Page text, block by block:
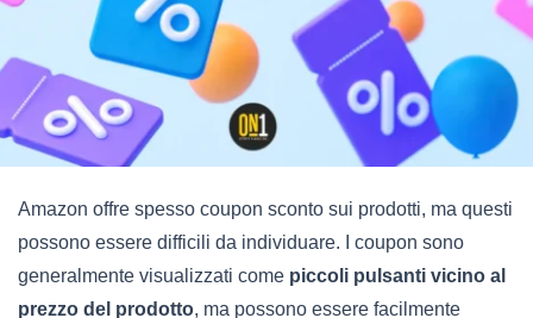
Amazon offre spesso coupon sconto sui prodotti, ma questi
possono essere difficili da individuare. I coupon sono
generalmente visualizzati come piccoli pulsanti vicino al
prezzo del prodotto, ma possono essere facilmente